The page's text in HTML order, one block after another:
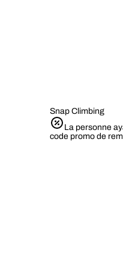
Snap Climbing
La personne
code promo de